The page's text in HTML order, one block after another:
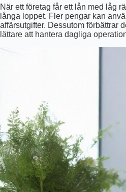
När ett företag får ett lån med låg
långa loppet. Fler pengar kan
affärsutgifter. Dessutom förbättrar
lättare att hantera dagliga